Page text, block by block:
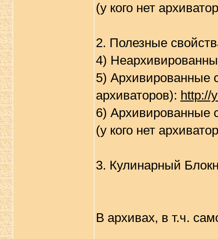
(у кого нет
2. Полезные
4)
5) Архивированные
архиваторов): http://
6) Архивированные
(у кого нет
3. Кулинарный
В архивах, в т.ч.